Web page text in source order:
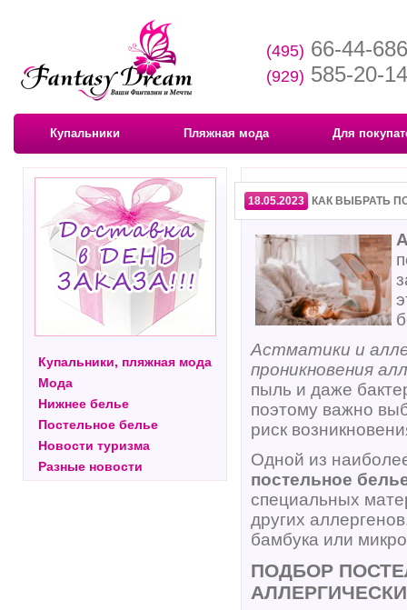
(495) 66-44-686
(929) 585-20-14
Купальники Пляжная мода Для
Купальники, пляжная мода
Мода
Нижнее белье
Постельное белье
Новости туризма
Разные новости
18.05.2023 КАК ВЫБРАТЬ
Астматики и
проникновения
пыль и даже
поэтому важно
риск
Одной из
постельное
специальных
других
бамбука или
ПОДБОР